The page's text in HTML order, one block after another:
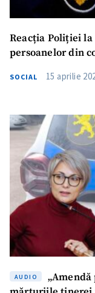
Reacția Poliției
persoanelor din
SOCIAL 15 aprilie
AUDIO